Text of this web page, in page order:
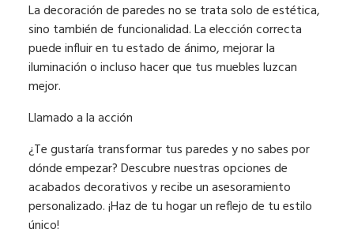
La decoración de paredes no se trata solo de estética,
sino también de funcionalidad. La elección correcta
puede influir en tu estado de ánimo, mejorar la
iluminación o incluso hacer que tus muebles luzcan
mejor.
Llamado a la acción
¿Te gustaría transformar tus paredes y no sabes por
dónde empezar? Descubre nuestras opciones de
acabados decorativos y recibe un asesoramiento
personalizado. ¡Haz de tu hogar un reflejo de tu estilo